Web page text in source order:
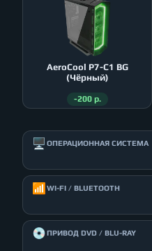
AeroСool P7-C1 BG
(Чёрный)
-200 р.
🖥️ ОПЕРАЦИОННАЯ СИСТЕМА
📶 WI-FI / BLUETOOTH
💿ПРИВОД DVD / BLU-RAY